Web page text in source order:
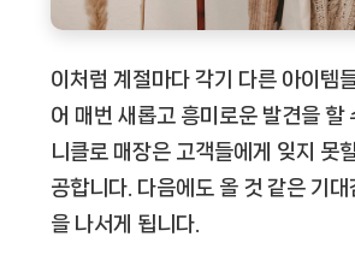
이처럼 계절마다 각기 다른 아이템
어 매번 새롭고 흥미로운 발견을 할
니클로 매장은 고객들에게 잊지 못
공합니다. 다음에도 올 것 같은 기
을 나서게 됩니다.